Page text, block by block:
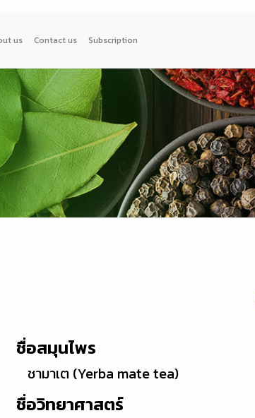
us Contact us Subscription
ชื่อสมุนไพร
ชามาเต (Yerba mate tea)
ชื่อวิทยาศาสตร์